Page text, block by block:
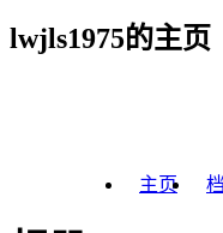
lwjls1975的主页
主页